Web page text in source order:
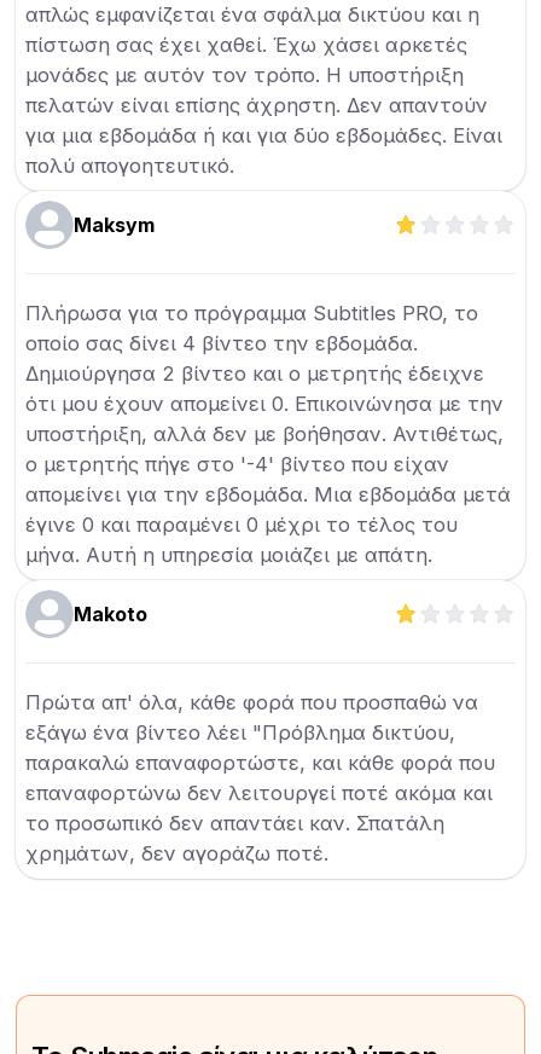
απλώς εμφανίζεται ένα σφάλμα δικτύου και η
πίστωση σας έχει χαθεί. Έχω χάσει αρκετές
μονάδες με αυτόν τον τρόπο. Η υποστήριξη
πελατών είναι επίσης άχρηστη. Δεν απαντούν
για μια εβδομάδα ή και για δύο εβδομάδες. Είναι
πολύ απογοητευτικό.
Maksym
Πλήρωσα για το πρόγραμμα Subtitles PRO, το
οποίο σας δίνει 4 βίντεο την εβδομάδα.
Δημιούργησα 2 βίντεο και ο μετρητής έδειχνε
ότι μου έχουν απομείνει 0. Επικοινώνησα με την
υποστήριξη, αλλά δεν με βοήθησαν. Αντιθέτως,
ο μετρητής πήγε στο '-4' βίντεο που είχαν
απομείνει για την εβδομάδα. Μια εβδομάδα μετά
έγινε 0 και παραμένει 0 μέχρι το τέλος του
μήνα. Αυτή η υπηρεσία μοιάζει με απάτη.
Makoto
Πρώτα απ' όλα, κάθε φορά που προσπαθώ να
εξάγω ένα βίντεο λέει "Πρόβλημα δικτύου,
παρακαλώ επαναφορτώστε, και κάθε φορά που
επαναφορτώνω δεν λειτουργεί ποτέ ακόμα και
το προσωπικό δεν απαντάει καν. Σπατάλη
χρημάτων, δεν αγοράζω ποτέ.